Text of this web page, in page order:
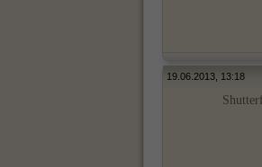
19.06.2013, 13:18